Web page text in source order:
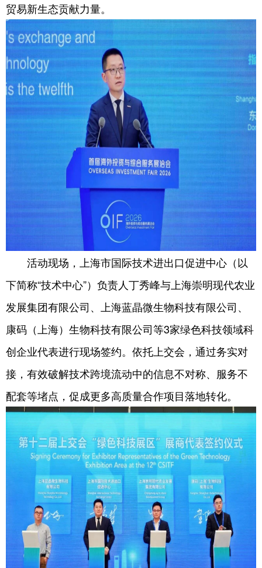
贸易新生态贡献力量。
活动现场，上海市国际技术进出口促进中心（以
下简称“技术中心”）负责人丁秀峰与上海崇明现代农业
发展集团有限公司、上海蓝晶微生物科技有限公司、
康码（上海）生物科技有限公司等3家绿色科技领域科
创企业代表进行现场签约。依托上交会，通过务实对
接，有效破解技术跨境流动中的信息不对称、服务不
配套等堵点，促成更多高质量合作项目落地转化。